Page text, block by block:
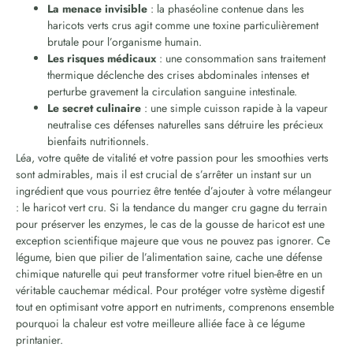
La menace invisible : la phaséoline contenue dans les
haricots verts crus agit comme une toxine particulièrement
brutale pour l’organisme humain.
Les risques médicaux: une consommation sans traitement
thermique déclenche des crises abdominales intenses et
perturbe gravement la circulation sanguine intestinale.
Le secret culinaire : une simple cuisson rapide à la vapeur
neutralise ces défenses naturelles sans détruire les précieux
bienfaits nutritionnels.
Léa, votre quête de vitalité et votre passion pour les smoothies verts
sont admirables, mais il est crucial de s’arrêter un instant sur un
ingrédient que vous pourriez être tentée d’ajouter à votre mélangeur
: le haricot vert cru. Si la tendance du manger cru gagne du terrain
pour préserver les enzymes, le cas de la gousse de haricot est une
exception scientifique majeure que vous ne pouvez pas ignorer. Ce
légume, bien que pilier de l’alimentation saine, cache une défense
chimique naturelle qui peut transformer votre rituel bien-être en un
véritable cauchemar médical. Pour protéger votre système digestif
tout en optimisant votre apport en nutriments, comprenons ensemble
pourquoi la chaleur est votre meilleure alliée face à ce légume
printanier.